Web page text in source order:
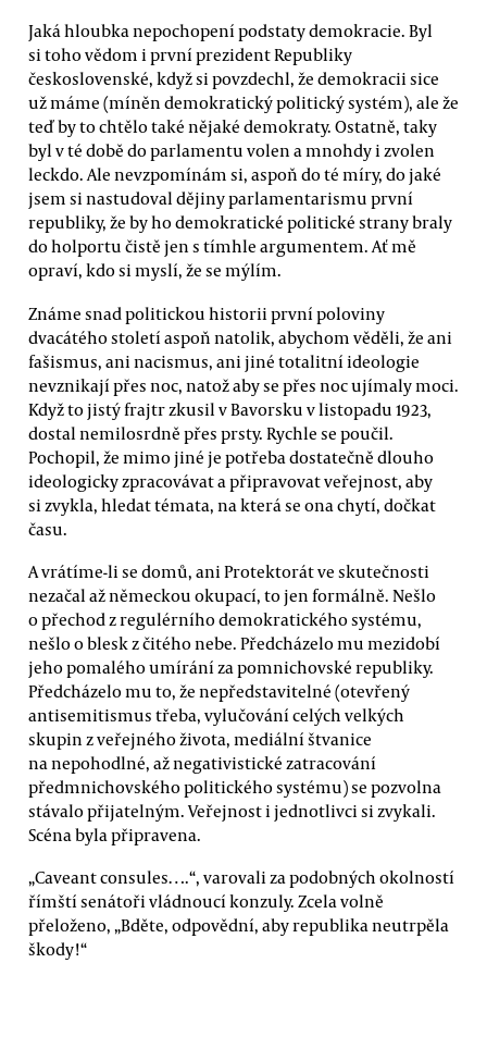
Jaká hloubka nepochopení podstaty demokracie. Byl
si toho vědom i první prezident Republiky
československé, když si povzdechl, že demokracii sice
už máme (míněn demokratický politický systém), ale že
teď by to chtělo také nějaké demokraty. Ostatně, taky
byl v té době do parlamentu volen a mnohdy i zvolen
leckdo. Ale nevzpomínám si, aspoň do té míry, do jaké
jsem si nastudoval dějiny parlamentarismu první
republiky, že by ho demokratické politické strany braly
do holportu čistě jen s tímhle argumentem. Ať mě
opraví, kdo si myslí, že se mýlím.
Známe snad politickou historii první poloviny
dvacátého století aspoň natolik, abychom věděli, že ani
fašismus, ani nacismus, ani jiné totalitní ideologie
nevznikají přes noc, natož aby se přes noc ujímaly moci.
Když to jistý frajtr zkusil v Bavorsku v listopadu 1923,
dostal nemilosrdně přes prsty. Rychle se poučil.
Pochopil, že mimo jiné je potřeba dostatečně dlouho
ideologicky zpracovávat a připravovat veřejnost, aby
si zvykla, hledat témata, na která se ona chytí, dočkat
času.
A vrátíme-li se domů, ani Protektorát ve skutečnosti
nezačal až německou okupací, to jen formálně. Nešlo
o přechod z regulérního demokratického systému,
nešlo o blesk z čitého nebe. Předcházelo mu mezidobí
jeho pomalého umírání za pomnichovské republiky.
Předcházelo mu to, že nepředstavitelné (otevřený
antisemitismus třeba, vylučování celých velkých
skupin z veřejného života, mediální štvanice
na nepohodlné, až negativistické zatracování
předmnichovského politického systému) se pozvolna
stávalo přijatelným. Veřejnost i jednotlivci si zvykali.
Scéna byla připravena.
„Caveant consules….“, varovali za podobných okolností
římští senátoři vládnoucí konzuly. Zcela volně
přeloženo, „Bděte, odpovědní, aby republika neutrpěla
škody!“